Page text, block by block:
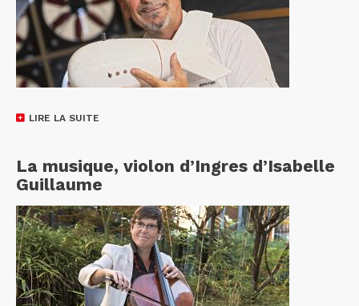
LIRE LA SUITE
La musique, violon d’Ingres d’Isabelle
Guillaume